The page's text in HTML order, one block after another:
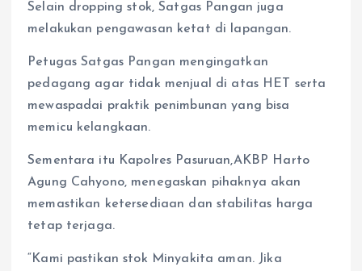
Selain dropping stok, Satgas Pangan juga
melakukan pengawasan ketat di lapangan.
Petugas Satgas Pangan mengingatkan
pedagang agar tidak menjual di atas HET serta
mewaspadai praktik penimbunan yang bisa
memicu kelangkaan.
Sementara itu Kapolres Pasuruan,AKBP Harto
Agung Cahyono, menegaskan pihaknya akan
memastikan ketersediaan dan stabilitas harga
tetap terjaga.
“Kami pastikan stok Minyakita aman. Jika